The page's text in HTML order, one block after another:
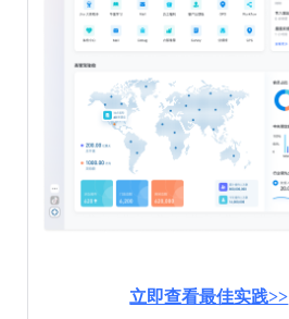
立即查看最佳实践>>